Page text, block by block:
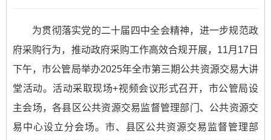
为贯彻落实党的二十届四中全会精神，进一步规范政
府采购行为，推动政府采购工作高效合规开展，11月17日
下午，市公管局举办2025年全市第三期公共资源交易大讲
堂活动。活动采取现场+视频会议形式召开，市公管局设
主会场，各县区公共资源交易监督管理部门、公共资源交
易中心设立分会场。市、县区公共资源交易监督管理部